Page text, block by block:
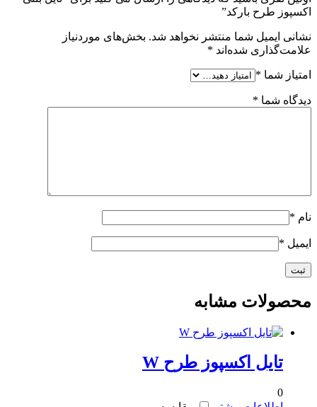
اکسپوز طرح بارکد”
نشانی ایمیل شما منتشر نخواهد شد. بخش‌های موردنیاز
علامت‌گذاری شده‌اند *
امتیاز شما *
دیدگاه شما *
نام *
ایمیل *
محصولات مشابه
تایل اکسپوز طرح W
0